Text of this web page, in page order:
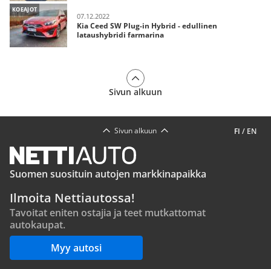
KOEAJOT
07.12.2022
Kia Ceed SW Plug-in Hybrid - edullinen
lataushybridi farmarina
Sivun alkuun
FI / EN
Sivun alkuun
Suomen suosituin autojen markkinapaikka
Ilmoita Nettiautossa!
Tavoitat eniten ostajia ja teet mutkattomat
autokaupat.
Myy autosi